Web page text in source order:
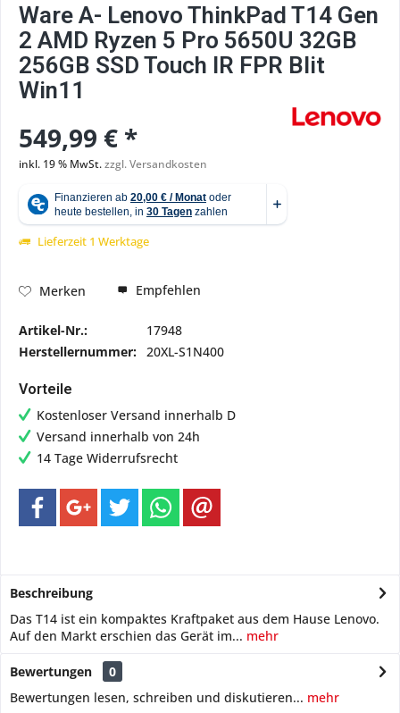
Ware A- Lenovo ThinkPad T14 Gen
2 AMD Ryzen 5 Pro 5650U 32GB
256GB SSD Touch IR FPR Blit
Win11
549,99 € *
inkl. 19 % MwSt.zzgl. Versandkosten
Lieferzeit 1 Werktage
Merken Empfehlen
Artikel-Nr.:
17948
Herstellernummer: 20XL-S1N400
Vorteile
Kostenloser Versand innerhalb D
Versand innerhalb von 24h
14 Tage Widerrufsrecht
Beschreibung
Das T14 ist ein kompaktes Kraftpaket aus dem Hause Lenovo.
Auf den Markt erschien das Gerät im... mehr
Bewertungen
0
Bewertungen lesen, schreiben und diskutieren... mehr